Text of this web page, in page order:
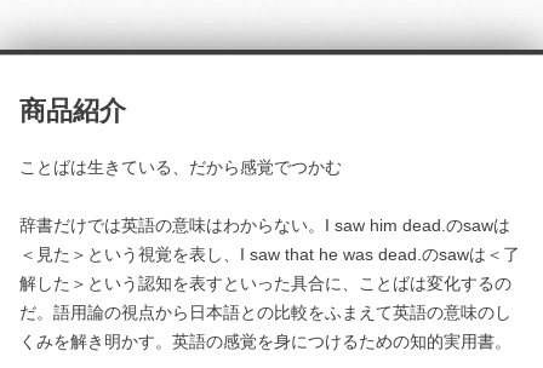
商品紹介
ことばは生きている、だから感覚でつかむ
辞書だけでは英語の意味はわからない。I saw him dead.のsawは
＜見た＞という視覚を表し、I saw that he was dead.のsawは＜了
解した＞という認知を表すといった具合に、ことばは変化するの
だ。語用論の視点から日本語との比較をふまえて英語の意味のし
くみを解き明かす。英語の感覚を身につけるための知的実用書。